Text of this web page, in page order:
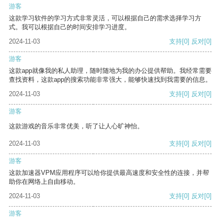
游客
这款学习软件的学习方式非常灵活，可以根据自己的需求选择学习方
式。我可以根据自己的时间安排学习进度。
2024-11-03
支持[0] 反对[0]
游客
这款app就像我的私人助理，随时随地为我的办公提供帮助。我经常需要
查找资料，这款app的搜索功能非常强大，能够快速找到我需要的信息。
2024-11-03
支持[0] 反对[0]
游客
这款游戏的音乐非常优美，听了让人心旷神怡。
2024-11-03 支持[0] 反对[0]
游客
这款加速器VPM应用程序可以给你提供最高速度和安全性的连接，并帮
助你在网络上自由移动。
2024-11-03
支持[0] 反对[0]
游客